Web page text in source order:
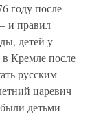
году после
и правил
детей у
в Кремле после
русским
царевич
детьми